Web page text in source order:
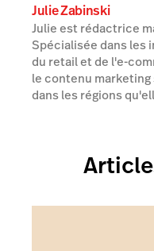
Julie Zabinski
Julie est rédactrice
Spécialisée dans les
du retail et de l'e-
le contenu
dans les régions